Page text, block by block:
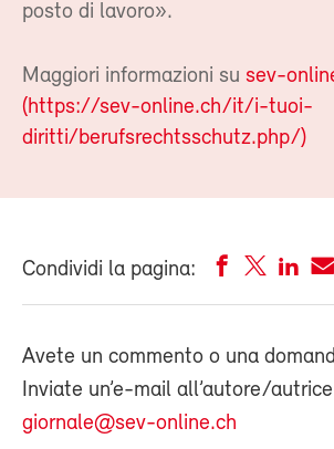
posto di lavoro».
Maggiori informazioni su sev-
(https://sev-online.ch/it/i-tuoi-
diritti/berufsrechtsschutz.php/)
Condividi la pagina:
Avete un commento o una
Inviate un’e-mail all’autore/
giornale@sev-online.ch